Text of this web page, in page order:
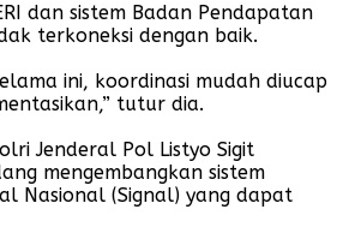
dan sistem Badan Pendapatan
terkoneksi dengan baik.
ini, koordinasi mudah diucap
tutur dia.
Jenderal Pol Listyo Sigit
mengembangkan sistem
Nasional (Signal) yang dapat